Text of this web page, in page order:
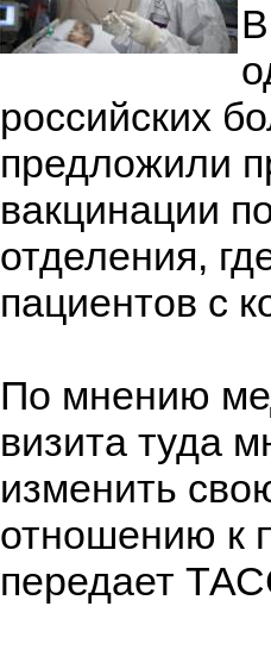
российских
предложили
вакцинации
отделения,
пациентов с
По мнению
визита туда
изменить
отношению к
передает